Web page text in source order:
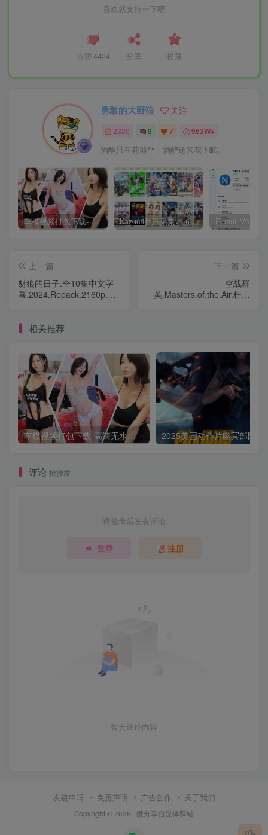
喜欢就支持一下吧
点赞 4424 分享 收藏
勇敢的大野狼 关注
2320 9 7 963W+
酒醒只在花前坐，酒醉还来花下眠。
车模视频打包下载-高清无水印版 Kazumi番剧采集v1.6.9：支持自定义规则+在线观看+弹幕，跨平台下载
上一篇
豺狼的日子.全10集中文字
幕.2024.Repack.2160p.NOW.WEB-
下一篇
空战群
英.Masters.of.the.Air.杜比
相关推荐
车模视频打包下载-高清无水印版
评论 抢沙发
请登录后发表评论
登录 注册
暂无评论内容
友链申请 免责声明 广告合作 关于我们
Copyright © 2025 · 微分享自媒体驿站